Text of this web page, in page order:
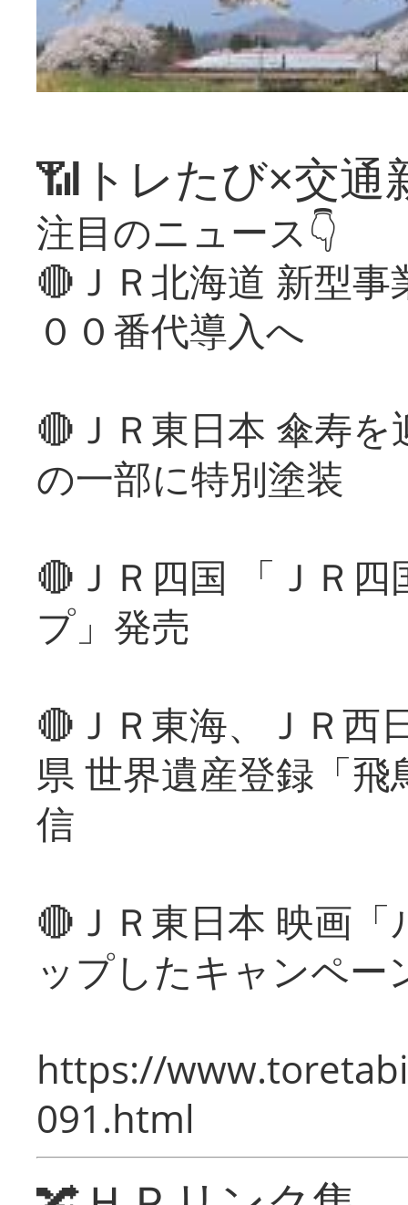
📶トレたび×交通
注目のニュース👇
🔴ＪＲ北海道 新型
００番代導入へ
🔴ＪＲ東日本 傘寿
の一部に特別塗装
🔴ＪＲ四国 「ＪＲ
プ」発売
🔴ＪＲ東海、ＪＲ西
県 世界遺産登録「
信
🔴ＪＲ東日本 映画
ップしたキャンペー
https://
091.html